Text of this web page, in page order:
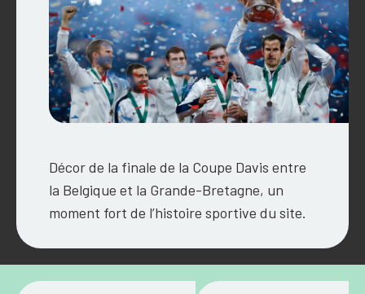
Décor de la finale de la Coupe Davis entre
la Belgique et la Grande-Bretagne, un
moment fort de l’histoire sportive du site.